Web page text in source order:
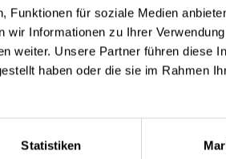
Funktionen für soziale Medien
wir Informationen zu Ihrer
weiter. Unsere Partner führen diese
haben oder die sie im Rahmen
Statistiken